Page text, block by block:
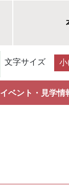
文字サイズ 小
イベント・見学情